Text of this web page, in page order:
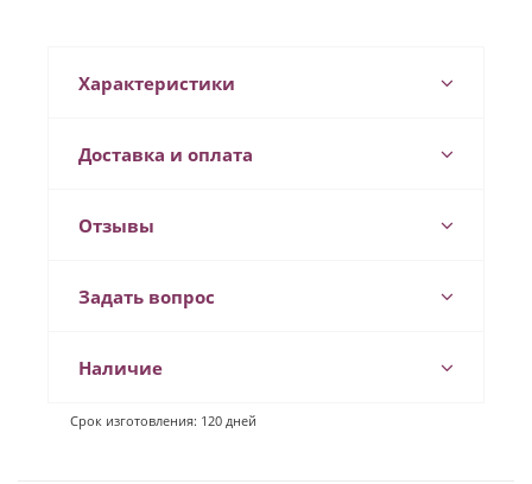
Характеристики
Доставка и оплата
Отзывы
Задать вопрос
Наличие
Срок изготовления: 120 дней